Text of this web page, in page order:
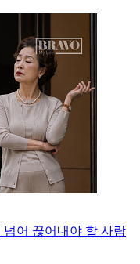
어 끊어내야 할 사람